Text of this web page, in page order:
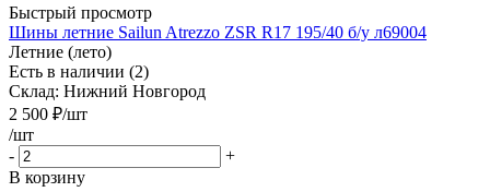
Быстрый просмотр
Шины летние Sailun Atrezzo ZSR R17 195/40 б/у л69004
Летние (лето)
Есть в наличии (2)
Склад: Нижний Новгород
2 500 ₽/шт
/шт
-
+
В корзину